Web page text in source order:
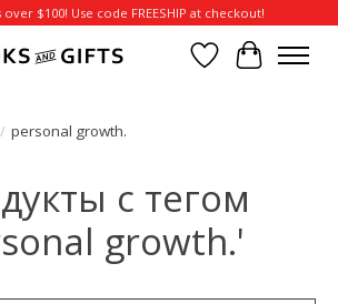
$100! Use code FREESHIP at checkout!
Отложенные
Корзина
/ personal growth.
с тегом
growth.'